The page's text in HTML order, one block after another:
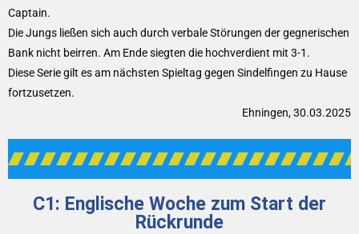
Captain.
Die Jungs ließen sich auch durch verbale Störungen der gegnerischen
Bank nicht beirren. Am Ende siegten die hochverdient mit 3-1.
Diese Serie gilt es am nächsten Spieltag gegen Sindelfingen zu Hause
fortzusetzen.
Ehningen, 30.03.2025
C1: Englische Woche zum Start der
Rückrunde